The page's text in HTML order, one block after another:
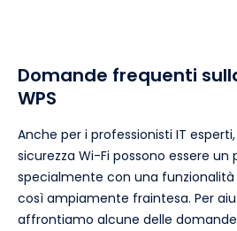
Domande frequenti
WPS
Anche per i professionisti IT
sicurezza Wi-Fi possono essere
specialmente con una funzionalità
così ampiamente fraintesa. Per
affrontiamo alcune delle